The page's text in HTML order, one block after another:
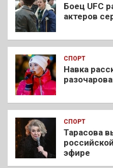
Боец UFC
актеров
СПОРТ
Навка
СПОРТ
Тарасова
эфире